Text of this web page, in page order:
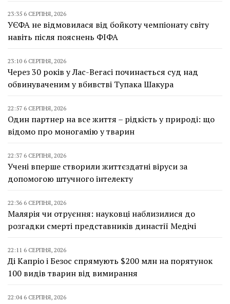
23:35 6 СЕРПНЯ, 2026
УЄФА не відмовилася від бойкоту чемпіонату світу
навіть після пояснень ФІФА
23:10 6 СЕРПНЯ, 2026
Через 30 років у Лас-Вегасі починається суд над
обвинуваченим у вбивстві Тупака Шакура
22:57 6 СЕРПНЯ, 2026
Один партнер на все життя – рідкість у природі: що
відомо про моногамію у тварин
22:37 6 СЕРПНЯ, 2026
Учені вперше створили життєздатні віруси за
допомогою штучного інтелекту
22:36 6 СЕРПНЯ, 2026
Малярія чи отруєння: науковці наблизилися до
розгадки смерті представників династії Медічі
22:11 6 СЕРПНЯ, 2026
Ді Капріо і Безос спрямують $200 млн на порятунок
100 видів тварин від вимирання
22:04 6 СЕРПНЯ, 2026